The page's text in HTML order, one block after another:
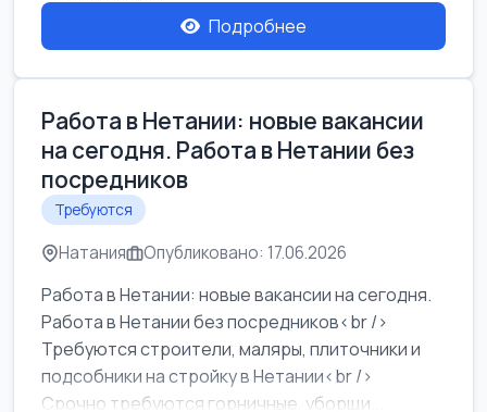
Подробнее
Работа в Нетании: новые вакансии
на сегодня. Работа в Нетании без
посредников
Требуются
Натания Опубликовано: 17.06.2026
Работа в Нетании: новые вакансии на сегодня.
Работа в Нетании без посредников<br />
Требуются строители, маляры, плиточники и
подсобники на стройку в Нетании<br />
Срочно требуются горничные, уборщи...